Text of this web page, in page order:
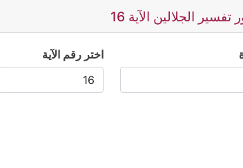
الجلالين الآية 16
اختر رقم الآية